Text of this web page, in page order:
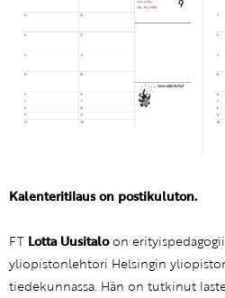
Kalenteritilaus on postikuluton.
FT Lotta Uusitaloon
yliopistonlehtori Helsingin
tiedekunnassa. Hän on tutkinut